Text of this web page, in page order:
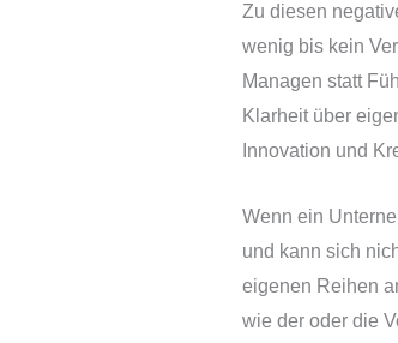
Zu diesen
wenig bis kein
Managen statt
Klarheit über
Innovation und
Wenn ein
und kann sich
eigenen Reihen
wie der oder die